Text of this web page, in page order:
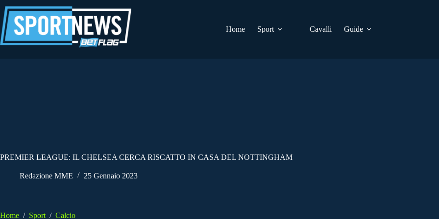
al
contenuto
Home
Sport Cavalli Guide
PREMIER LEAGUE: IL CHELSEA CERCA RISCATTO IN CASA DEL NOTTINGHAM
Redazione MME 25 Gennaio 2023
Home / Sport / Calcio